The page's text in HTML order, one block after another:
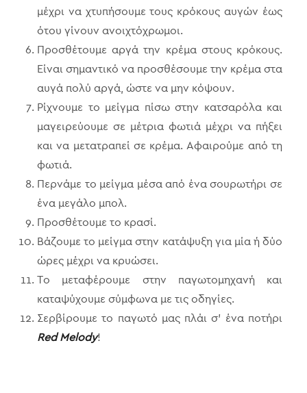
μέχρι να χτυπήσουμε τους κρόκους αυγών έως
ότου γίνουν ανοιχτόχρωμοι.
Προσθέτουμε αργά την κρέμα στους κρόκους.
Είναι σημαντικό να προσθέσουμε την κρέμα στα
αυγά πολύ αργά, ώστε να μην κόψουν.
Ρίχνουμε το μείγμα πίσω στην κατσαρόλα και
μαγειρεύουμε σε μέτρια φωτιά μέχρι να πήξει
και να μετατραπεί σε κρέμα. Αφαιρούμε από τη
φωτιά.
Περνάμε το μείγμα μέσα από ένα σουρωτήρι σε
ένα μεγάλο μπολ.
Προσθέτουμε το κρασί.
Βάζουμε το μείγμα στην κατάψυξη για μία ή δύο
ώρες μέχρι να κρυώσει.
Το μεταφέρουμε στην παγωτομηχανή και
καταψύχουμε σύμφωνα με τις οδηγίες.
Σερβίρουμε το παγωτό μας πλάι σ’ ένα ποτήρι
Red Melody!